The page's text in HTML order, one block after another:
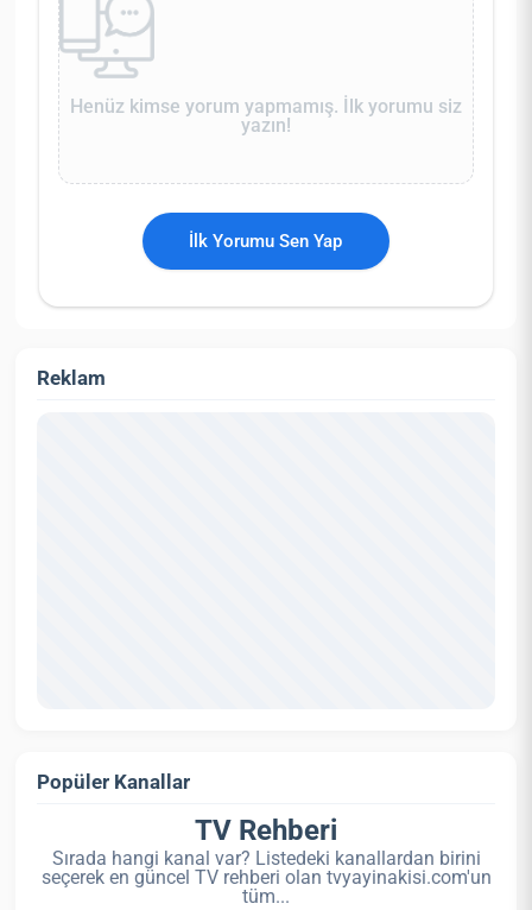
Henüz kimse yorum yapmamış. İlk yorumu siz
yazın!
İlk Yorumu Sen Yap
Reklam
Popüler Kanallar
TV Rehberi
Sırada hangi kanal var? Listedeki kanallardan birini
seçerek en güncel TV rehberi olan tvyayinakisi.com'un
tüm...